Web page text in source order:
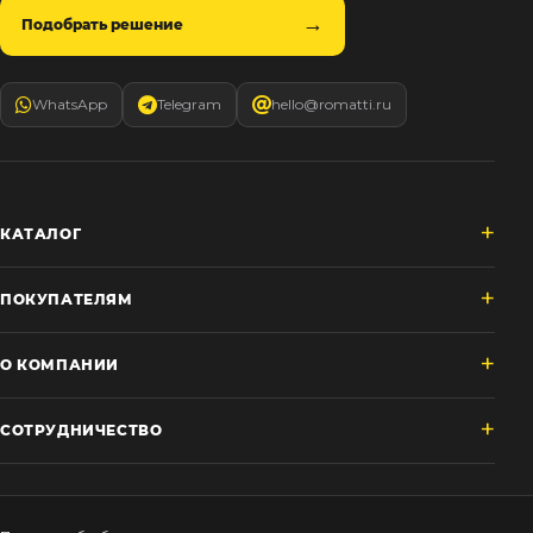
Подобрать решение
WhatsApp Telegram hello@romatti.ru
КАТАЛОГ
ПОКУПАТЕЛЯМ
О КОМПАНИИ
СОТРУДНИЧЕСТВО